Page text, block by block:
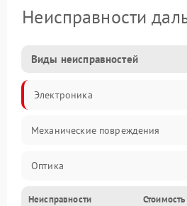
Неисправности
Виды неисправностей
Электроника
Механические повреждения
Оптика
Неисправности Стоимость